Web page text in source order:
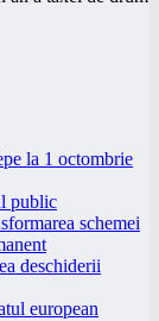
la 1 octombrie
public
schemei
deschiderii
european